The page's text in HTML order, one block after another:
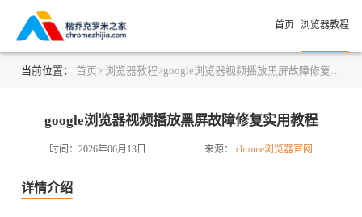
首页 浏览器教程
当前位置： 首页> 浏览器教程>google浏览器视频播放黑屏故障修复实用教程
google浏览器视频播放黑屏故障修复实用教程
时间：2026年06月13日 来源： chrome浏览器官网
详情介绍